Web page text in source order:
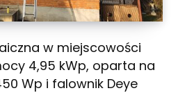
w miejscowości
4,95 kWp, oparta na
Wp i falownik Deye